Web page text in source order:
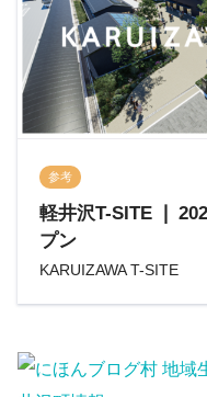
参考
軽井沢T-SITE ❘
プン
KARUIZAWA T-SITE